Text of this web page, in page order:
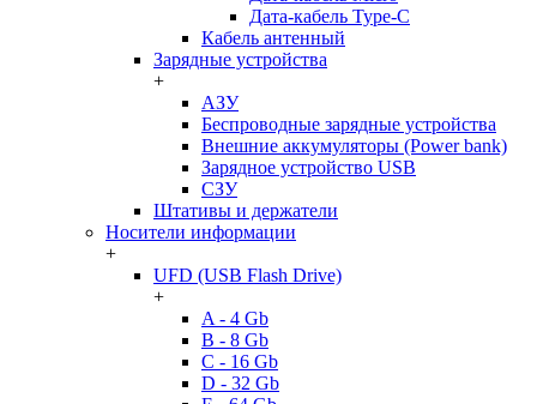
Дата-кабель Type-C
Кабель антенный
Зарядные устройства
+
АЗУ
Беспроводные зарядные устройства
Внешние аккумуляторы (Power bank)
Зарядное устройство USB
СЗУ
Штативы и держатели
Носители информации
+
UFD (USB Flash Drive)
+
A - 4 Gb
B - 8 Gb
C - 16 Gb
D - 32 Gb